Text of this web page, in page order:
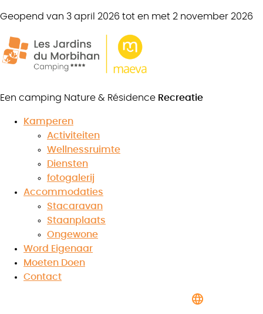
Geopend van 3 april 2026 tot en met 2 november 2026
Een camping Nature & Résidence Recreatie
Kamperen
Activiteiten
Wellnessruimte
Diensten
fotogalerij
Accommodaties
Stacaravan
Staanplaats
Ongewone
Word Eigenaar
Moeten Doen
Contact
Lodge Tent
Avontuur 2 slaapkamers +
2 badkamers
20 m² + een
standplaats
Boek uw verblijf